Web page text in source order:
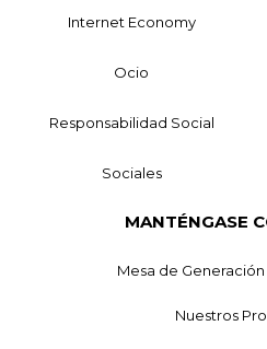
Internet Economy
Ocio
Responsabilidad Social
Sociales
MANTÉNGASE
Mesa de
Nuestros